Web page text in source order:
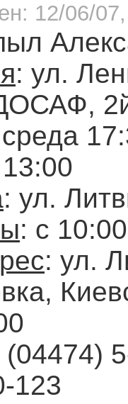
12/06/
: ул.
: ул.
: с
: ул.
(04474)
123